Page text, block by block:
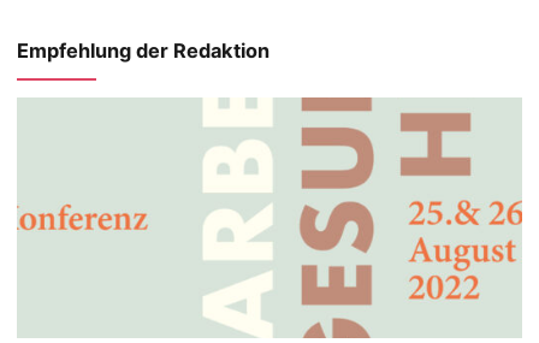
Empfehlung der Redaktion